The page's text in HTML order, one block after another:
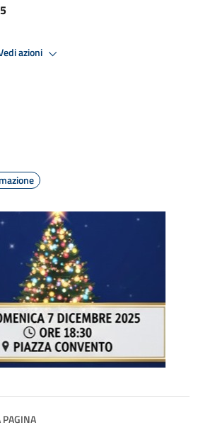
azioni
PAGINA